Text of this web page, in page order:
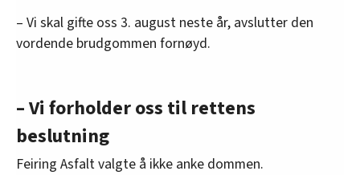
– Vi skal gifte oss 3. august neste år, avslutter den
vordende brudgommen fornøyd.
– Vi forholder oss til rettens
beslutning
Feiring Asfalt valgte å ikke anke dommen.